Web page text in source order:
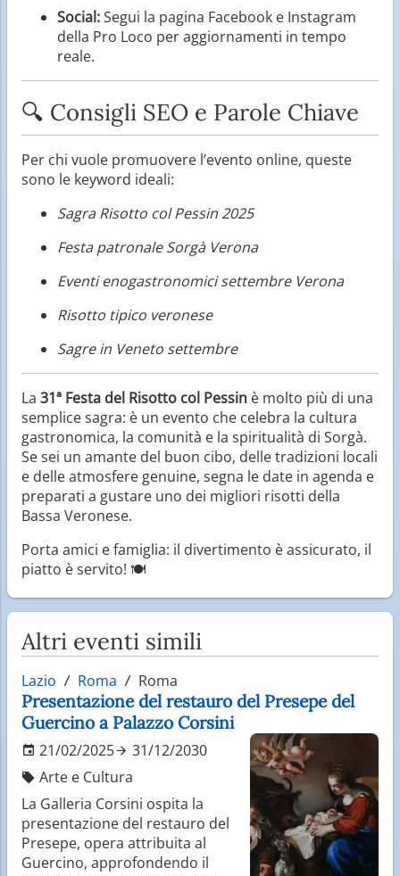
Social:Segui la pagina Facebook e Instagram
della Pro Loco per aggiornamenti in tempo
reale.
🔍 Consigli SEO e Parole Chiave
Per chi vuole promuovere l’evento online, queste
sono le keyword ideali:
Sagra Risotto col Pessin 2025
Festa patronale Sorgà Verona
Eventi enogastronomici settembre Verona
Risotto tipico veronese
Sagre in Veneto settembre
La 31ª Festa del Risotto col Pessin è molto più di una
semplice sagra: è un evento che celebra la cultura
gastronomica, la comunità e la spiritualità di Sorgà.
Se sei un amante del buon cibo, delle tradizioni locali
e delle atmosfere genuine, segna le date in agenda e
preparati a gustare uno dei migliori risotti della
Bassa Veronese.
Porta amici e famiglia: il divertimento è assicurato, il
piatto è servito! 🍽
Altri eventi simili
Lazio Roma Roma
Presentazione del restauro del Presepe del
Guercino a Palazzo Corsini
21/02/2025
31/12/2030
Arte e Cultura
La Galleria Corsini ospita la
presentazione del restauro del
Presepe, opera attribuita al
Guercino, approfondendo il